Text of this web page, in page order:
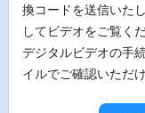
換コードを送信いた
してビデオをご覧くだ
デジタルビデオの手
イルでご確認いただけ